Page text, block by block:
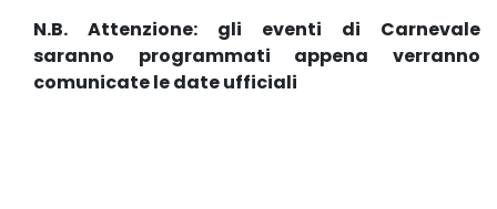
N.B. Attenzione: gli eventi di Carnevale
saranno programmati appena verranno
comunicate le date ufficiali